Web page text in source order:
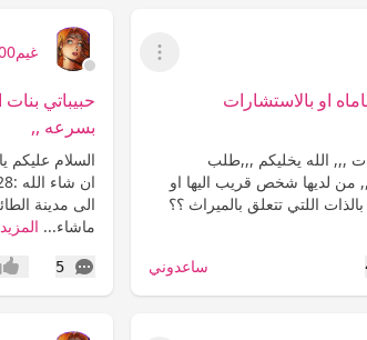
عرض القائمة
او بالاستشارات
,,, الله يخليكم ,,,طلب
لديها شخص قريب اليها او
اللتي تتعلق بالميراث ؟؟
ساعدوني
غيم2000
حبيباتي
بسرعه ,,
السلام عليكم
الى مدينة
ماشاء... المزيد
5
التعليقات